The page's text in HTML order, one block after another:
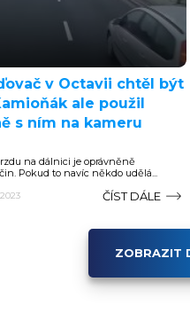
v Octavii chtěl být
ale použil
s ním na kameru
na dálnici je oprávněně
Pokud to navíc někdo udělá...
ČÍST DÁLE
ZOBRAZIT